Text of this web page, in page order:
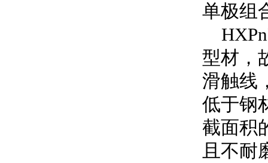
单极组
型材，
滑触线
低于钢
截面积
且不耐